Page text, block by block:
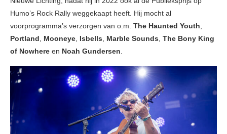
Humo’s Rock Rally weggekaapt heeft. Hij mocht al
voorprogramma’s verzorgen van o.m. The Haunted Youth,
Portland, Mooneye, Isbells, Marble Sounds, The Bony King
of Nowhere en Noah Gundersen.